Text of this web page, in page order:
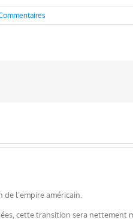
l’empire américain.
cette transition sera nettement